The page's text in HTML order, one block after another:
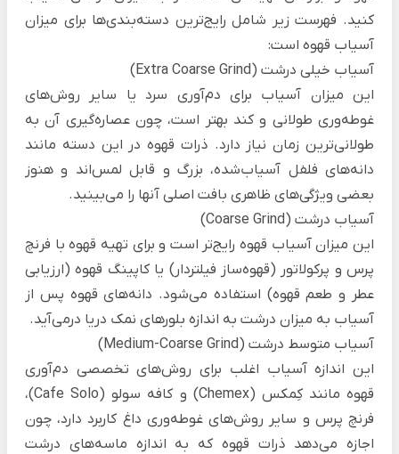
کنید. فهرست زیر شامل رایج‌ترین دسته‌‌بندی‌ها برای میزان
آسیاب قهوه است:
آسیاب خیلی درشت (Extra Coarse Grind)
این میزان آسیاب برای دم‌آوری سرد یا سایر روش‌های
غوطه‌وری طولانی و کند بهتر است، چون عصاره‌گیری آن به
طولانی‌ترین زمان نیاز دارد. ذرات قهوه در این دسته مانند
دانه‌های فلفل آسیاب‌شده، بزرگ و قابل لمس‌اند و هنوز
بعضی ویژگی‌های ظاهری بافت اصلی آنها را می‌بینید.
آسیاب درشت (Coarse Grind)
این میزان آسیاب قهوه رایج‌تر است و برای تهیه قهوه با فرنچ
پرس و پرکولاتور (قهوه‌ساز فیلتردار) یا کاپینگ قهوه (ارزیابی
عطر و طعم قهوه) استفاده می‌شود. دانه‌های قهوه پس از
آسیاب به میزان درشت به اندازه بلورهای نمک دریا درمی‌آید.
آسیاب متوسط درشت (Medium-Coarse Grind)
این اندازه آسیاب اغلب برای روش‌های تخصصی دم‌آوری
قهوه مانند کِمکس (Chemex) و کافه سولو (Cafe Solo)،
فرنچ پرس و سایر روش‌های غوطه‌وری داغ کاربرد دارد، چون
اجازه می‌دهد ذرات قهوه که به اندازه ماسه‌های درشت